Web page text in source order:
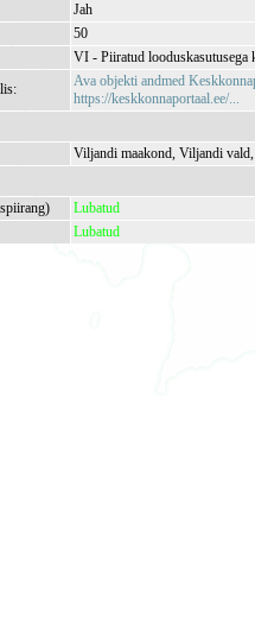
Jah
50
VI - Piiratud looduskasutusega
Ava objekti andmed
https://keskkonnaportaal.ee/...
Viljandi maakond, Viljandi
Lubatud
Lubatud